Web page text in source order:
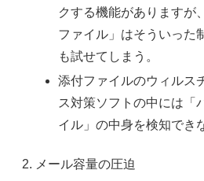
クする機能がありますが
ファイル」はそういった
も試せてしまう。
添付ファイルのウィルス
ス対策ソフトの中には「
イル」の中身を検知でき
メール容量の圧迫